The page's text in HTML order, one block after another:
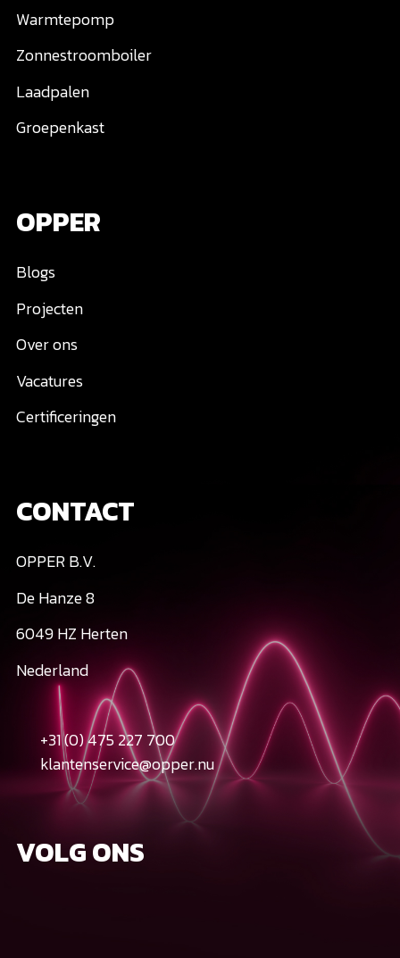
Warmtepomp
Zonnestroomboiler
Laadpalen
Groepenkast
OPPER
Blogs
Projecten
Over ons
Vacatures
Certificeringen
CONTACT
OPPER B.V.
De Hanze 8
6049 HZ Herten
Nederland
+31 (0) 475 227 700
klantenservice@opper.nu
VOLG ONS